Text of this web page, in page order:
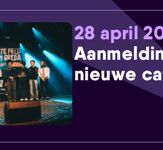
28 april
nieuwe